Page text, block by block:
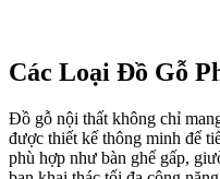
Các Loại Đồ Gỗ
Đồ gỗ nội thất không chỉ
được thiết kế thông minh để
phù hợp như bàn ghế gấp,